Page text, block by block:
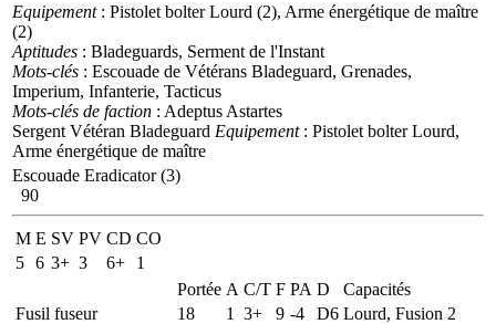
Equipement: Pistolet bolter Lourd (2), Arme énergétique de maître
(2)
Aptitudes : Bladeguards, Serment de l'Instant
Mots-clés : Escouade de Vétérans Bladeguard, Grenades,
Imperium, Infanterie, Tacticus
Mots-clés de faction : Adeptus Astartes
Sergent Vétéran Bladeguard Equipement: Pistolet bolter Lourd,
Arme énergétique de maître
Escouade Eradicator (3)
90
M E SV PV CD CO
5 6 3+ 3 6+
1
Portée A C/T F PA D
Capacités
Fusil fuseur
18 1 3+ 9 -4 D6 Lourd, Fusion 2